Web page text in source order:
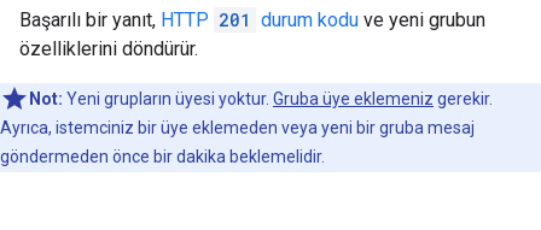
Başarılı bir yanıt, HTTP 201 durum kodu ve yeni grubun
özelliklerini döndürür.
Not: Yeni grupların üyesi yoktur. Gruba üye eklemeniz gerekir.
Ayrıca, istemciniz bir üye eklemeden veya yeni bir gruba mesaj
göndermeden önce bir dakika beklemelidir.